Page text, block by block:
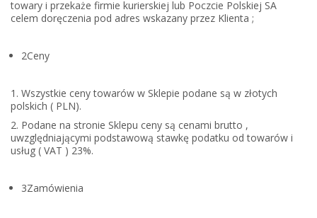
towary i przekaże firmie kurierskiej lub Poczcie Polskiej SA
celem doręczenia pod adres wskazany przez Klienta ;
2Ceny
1. Wszystkie ceny towarów w Sklepie podane są w złotych
polskich ( PLN).
2. Podane na stronie Sklepu ceny są cenami brutto ,
uwzględniającymi podstawową stawkę podatku od towarów i
usług ( VAT ) 23%.
3Zamówienia